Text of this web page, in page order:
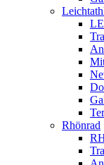
Rhönrad